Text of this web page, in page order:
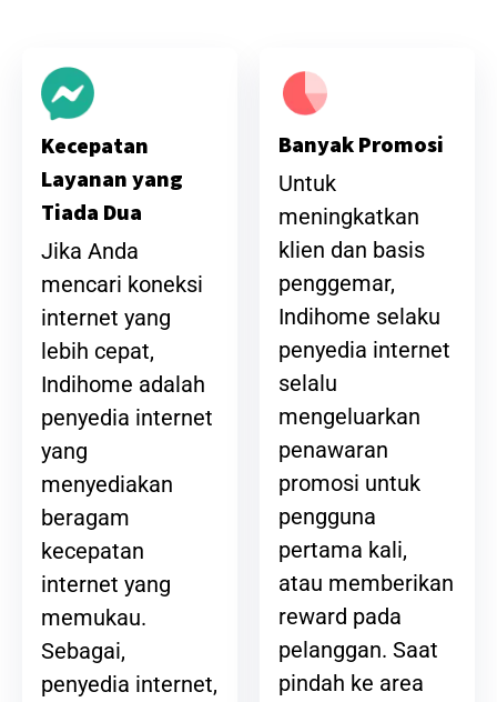
Kecepatan
Layanan yang
Tiada Dua
Jika Anda
mencari koneksi
internet yang
lebih cepat,
Indihome adalah
penyedia internet
yang
menyediakan
beragam
kecepatan
internet yang
memukau.
Sebagai,
penyedia internet,
Banyak Promosi
Untuk
meningkatkan
klien dan basis
penggemar,
Indihome selaku
penyedia internet
selalu
mengeluarkan
penawaran
promosi untuk
pengguna
pertama kali,
atau memberikan
reward pada
pelanggan. Saat
pindah ke area